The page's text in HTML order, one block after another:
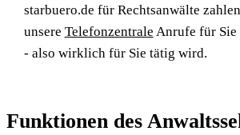
starbuero.de für Rechtsanwälte
unsere Telefonzentrale Anrufe für Sie
- also wirklich für Sie tätig wird.
Funktionen des